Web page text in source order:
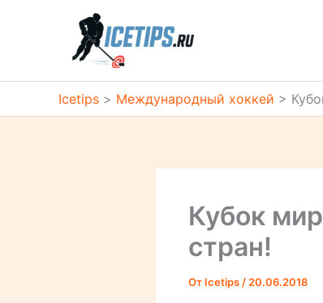
содержимому
Icetips > Международный хоккей >
Кубок
стран!
От Icetips / 20.06.2018